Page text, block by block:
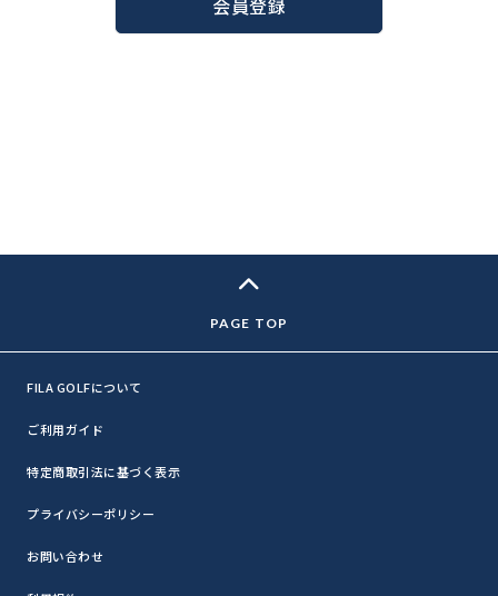
会員登録
FILA GOLFについて
ご利用ガイド
特定商取引法に基づく表示
プライバシーポリシー
お問い合わせ